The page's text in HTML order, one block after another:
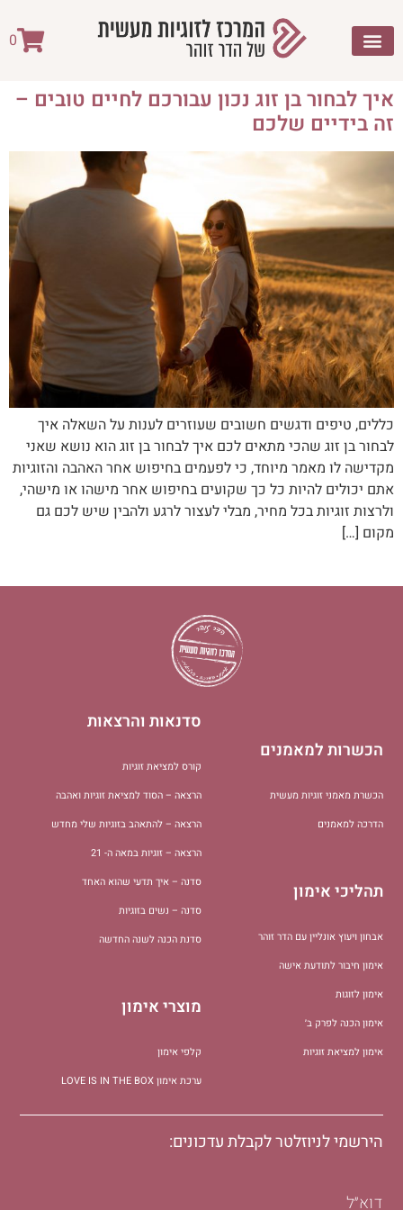
0
איך לבחור בן זוג נכון עבורכם לחיים טובים –
זה בידיים שלכם
כללים, טיפים ודגשים חשובים שעוזרים לענות על השאלה איך
לבחור בן זוג שהכי מתאים לכם איך לבחור בן זוג הוא נושא שאני
מקדישה לו מאמר מיוחד, כי לפעמים בחיפוש אחר האהבה והזוגיות
אתם יכולים להיות כל כך שקועים בחיפוש אחר מישהו או מישהי,
ולרצות זוגיות בכל מחיר, מבלי לעצור לרגע ולהבין שיש לכם גם
מקום […]
הכשרות למאמנים
הכשרת מאמני זוגיות מעשית
הדרכה למאמנים
תהליכי אימון
אבחון ויעוץ אונליין עם הדר זוהר
אימון חיבור לתודעת אישה
אימון לזוגות
אימון הכנה לפרק ב׳
אימון למציאת זוגיות
סדנאות והרצאות
קורס למציאת זוגיות
הרצאה – הסוד למציאת זוגיות ואהבה
הרצאה – להתאהב בזוגיות שלי מחדש
הרצאה – זוגיות במאה ה- 21
סדנה – איך תדעי שהוא האחד
סדנה – נשים בזוגיות
סדנת הכנה לשנה החדשה
מוצרי אימון
קלפי אימון
ערכת אימון LOVE IS IN THE BOX
הירשמי לניוזלטר לקבלת עדכונים:
דוא״ל